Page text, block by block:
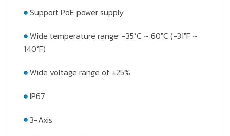
Support PoE power supply
Wide temperature range: -35°C ~ 60°C (-31°F ~
140°F)
Wide voltage range of ±25%
IP67
3-Axis